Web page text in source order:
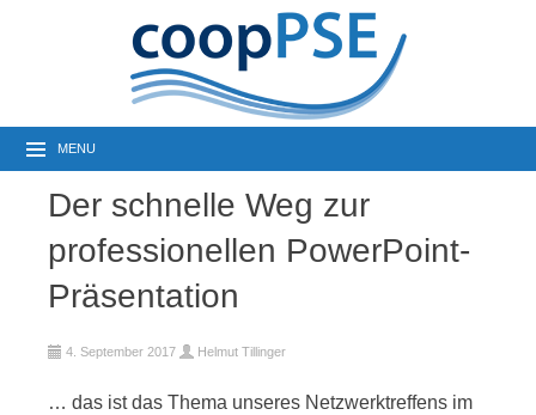
MENU
Der schnelle Weg zur
professionellen PowerPoint-
Präsentation
4. September 2017 Helmut Tillinger
… das ist das Thema unseres Netzwerktreffens im